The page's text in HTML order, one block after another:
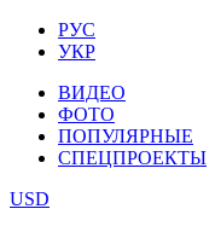
РУС
УКР
ВИДЕО
ФОТО
ПОПУЛЯРНЫЕ
СПЕЦПРОЕКТЫ
USD